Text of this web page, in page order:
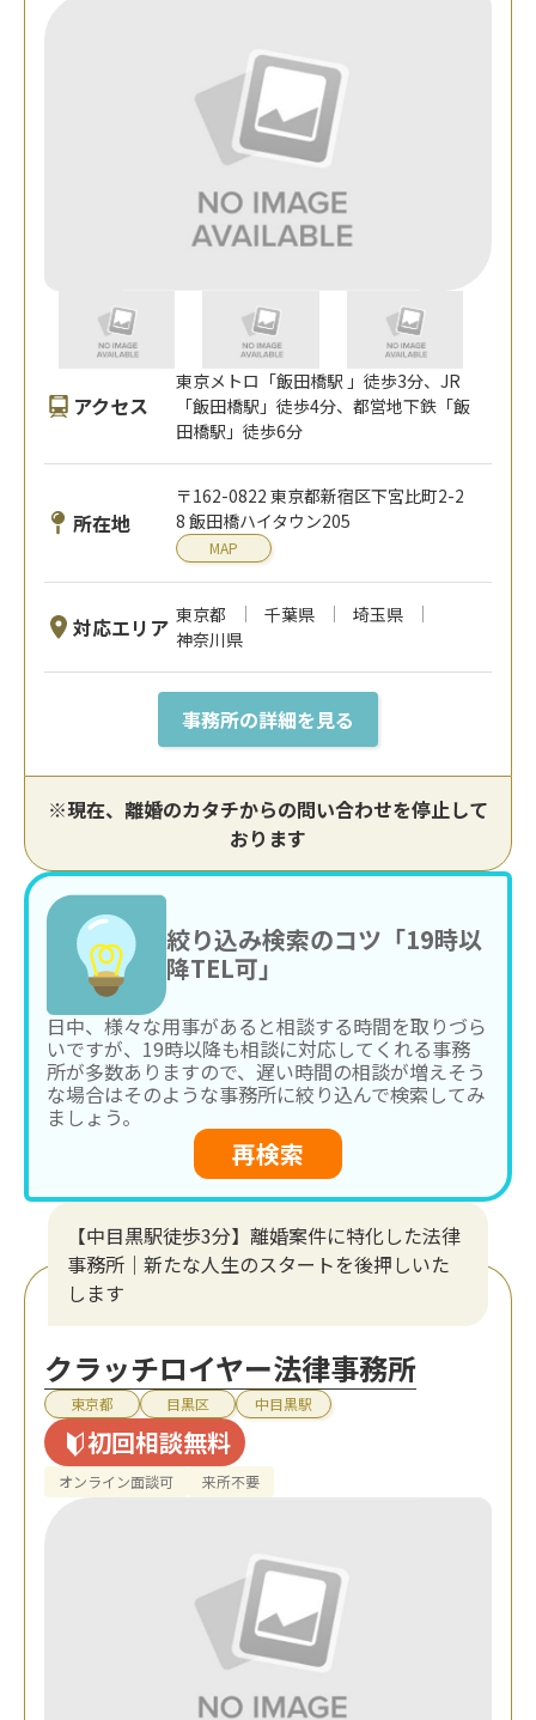
アクセス
東京メトロ「飯田橋駅 」徒歩3分、JR
「飯田橋駅」徒歩4分、都営地下鉄「飯
田橋駅」徒歩6分
所在地
〒162-0822 東京都新宿区下宮比町2-2
8 飯田橋ハイタウン205
MAP
対応エリア 東京都 千葉県
埼玉県
神奈川県
事務所の詳細を見る
※現在、離婚のカタチからの問い合わせを停止して
おります
絞り込み検索のコツ「19時以
降TEL可」
日中、様々な用事があると相談する時間を取りづら
いですが、19時以降も相談に対応してくれる事務
所が多数ありますので、遅い時間の相談が増えそう
な場合はそのような事務所に絞り込んで検索してみ
ましょう。
再検索
【中目黒駅徒歩3分】離婚案件に特化した法律
事務所｜新たな人生のスタートを後押しいた
します
クラッチロイヤー法律事務所
東京都 目黒区 中目黒駅
初回相談無料
オンライン面談可 来所不要